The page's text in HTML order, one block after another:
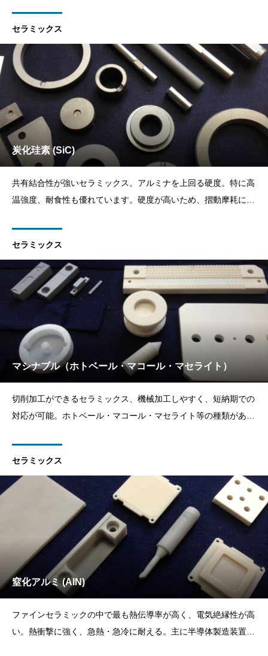
セラミックス
炭化珪素 (SiC)
共有結合性が強いセラミックス。アルミナを上回る硬度。特に高
温強度、耐食性も優れています。硬度が高いため、摺動摩耗に強
セラミックス
マシナブル（ホトベール・マコール・マセライト）
切削加工ができるセラミックス、機械加工しやすく、短納期での
対応が可能。ホトベール・マコール・マセライト等の種類があり
セラミックス
窒化アルミ (AlN)
ファインセラミックの中で最も熱伝導率が高く、電気絶縁性が高
い。熱衝撃に強く、急熱・急冷に耐える。主に半導体製造装置や